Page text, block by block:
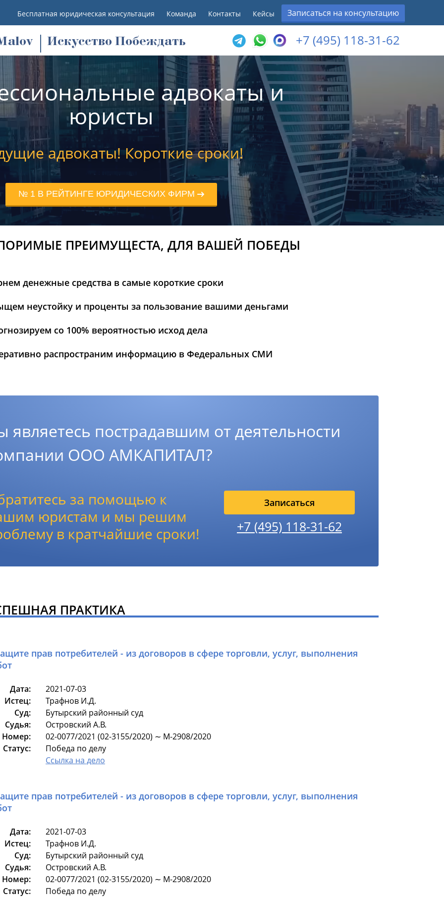
Бесплатная юридическая консультация Команда Контакты Кейсы Записаться на консультацию
alov Искусство Побеждать +7 (495) 118-31-62
адвокаты и
юристы
адвокаты! Короткие сроки!
№ 1 В РЕЙТИНГЕ ЮРИДИЧЕСКИХ ФИРМ
ПРЕИМУЩЕСТА, ДЛЯ ВАШЕЙ ПОБЕДЫ
денежные средства в самые короткие сроки
неустойку и проценты за пользование вашими деньгами
со 100% вероятностью исход дела
распространим информацию в Федеральных СМИ
являетесь пострадавшим от деятельности
ООО АМКАПИТАЛ?
за помощью к
юристам и мы решим
в кратчайшие сроки!
Записаться
+7 (495) 118-31-62
ПРАКТИКА
прав потребителей - из договоров в сфере торговли, услуг, выполнения
Дата:
2021-07-03
Истец:
Трафнов И.Д.
Суд:
Бутырский районный суд
Судья:
Островский А.В.
Номер:
02-0077/2021 (02-3155/2020) ∼ М-2908/2020
Статус:
Победа по делу
Ссылка на дело
прав потребителей - из договоров в сфере торговли, услуг, выполнения
Дата:
2021-07-03
Истец:
Трафнов И.Д.
Суд:
Бутырский районный суд
Судья:
Островский А.В.
Номер:
02-0077/2021 (02-3155/2020) ∼ М-2908/2020
Статус:
Победа по делу